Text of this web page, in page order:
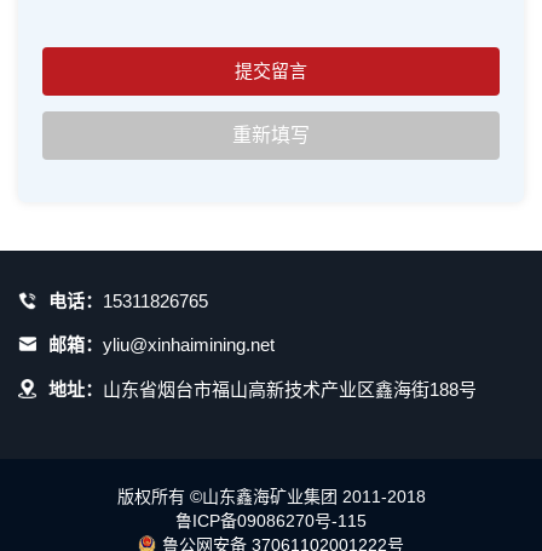
电话： 15311826765
邮箱： yliu@xinhaimining.net
地址： 山东省烟台市福山高新技术产业区鑫海街188号
版权所有 ©山东鑫海矿业集团 2011-2018
鲁ICP备09086270号-115
鲁公网安备 37061102001222号